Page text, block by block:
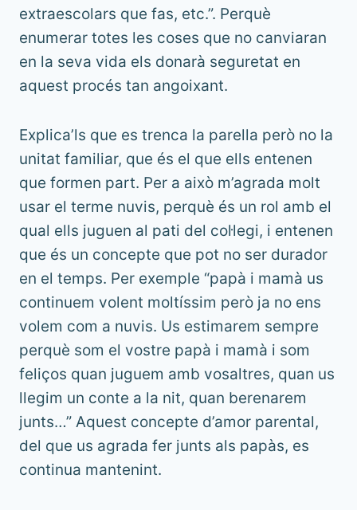
extraescolars que fas, etc.”. Perquè
enumerar totes les coses que no canviaran
en la seva vida els donarà seguretat en
aquest procés tan angoixant.
Explica’ls que es trenca la parella però no la
unitat familiar, que és el que ells entenen
que formen part. Per a això m’agrada molt
usar el terme nuvis, perquè és un rol amb el
qual ells juguen al pati del col·legi, i entenen
que és un concepte que pot no ser durador
en el temps. Per exemple “papà i mamà us
continuem volent moltíssim però ja no ens
volem com a nuvis. Us estimarem sempre
perquè som el vostre papà i mamà i som
feliços quan juguem amb vosaltres, quan us
llegim un conte a la nit, quan berenarem
junts…” Aquest concepte d’amor parental,
del que us agrada fer junts als papàs, es
continua mantenint.